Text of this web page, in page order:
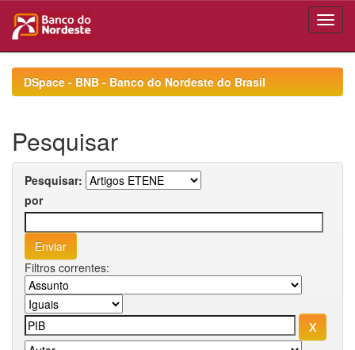
navigationDSpace - BNB - Banco do Nordeste do Brasil
Pesquisar
Pesquisar:
por
Filtros correntes: